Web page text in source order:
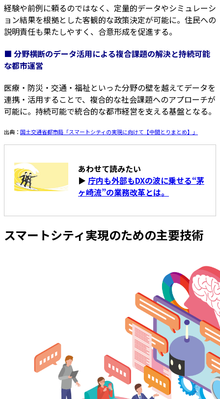
経験や前例に頼るのではなく、定量的データやシミュレーシ
ョン結果を根拠とした客観的な政策決定が可能に。住民への
説明責任も果たしやすく、合意形成を促進する。
■ 分野横断のデータ活用による複合課題の解決と持続可能
な都市運営
医療・防災・交通・福祉といった分野の壁を越えてデータを
連携・活用することで、複合的な社会課題へのアプローチが
可能に。持続可能で統合的な都市経営を支える基盤となる。
出典： 国土交通省都市局「スマートシティの実現に向けて【中間とりまとめ】」
あわせて読みたい
▶ 庁内も外部もDXの波に乗せる“茅
ヶ崎流”の業務改革とは。
スマートシティ実現のための主要技術